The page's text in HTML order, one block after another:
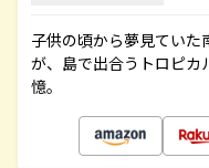
子供の頃から夢見てい
が、島で出合うトロピ
憶。